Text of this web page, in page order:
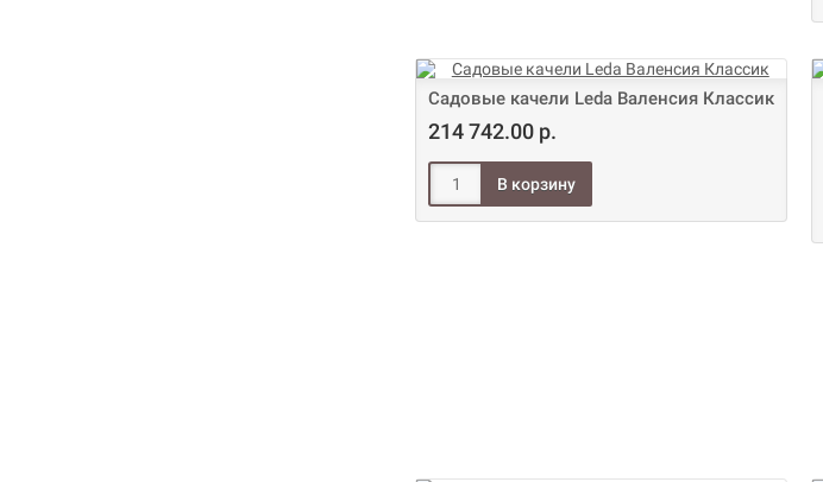
Садовые качели Leda Валенсия Классик
214 742.00 р.